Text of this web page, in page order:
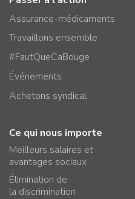
Assurance-médicaments
Travaillons ensemble
#FautQueCaBouge
Événements
Achetons syndical
Ce qui nous importe
Meilleurs salaires et
avantages sociaux
Élimination de
la discrimination